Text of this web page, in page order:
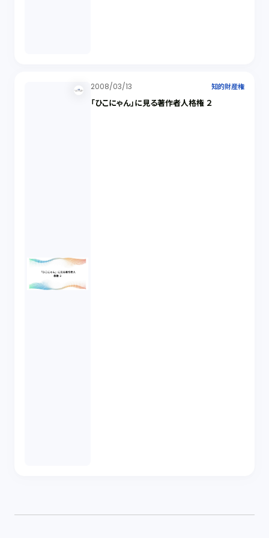
2008/03/13 知的財産権
「ひこにゃん」に見る著作者人格権 ２